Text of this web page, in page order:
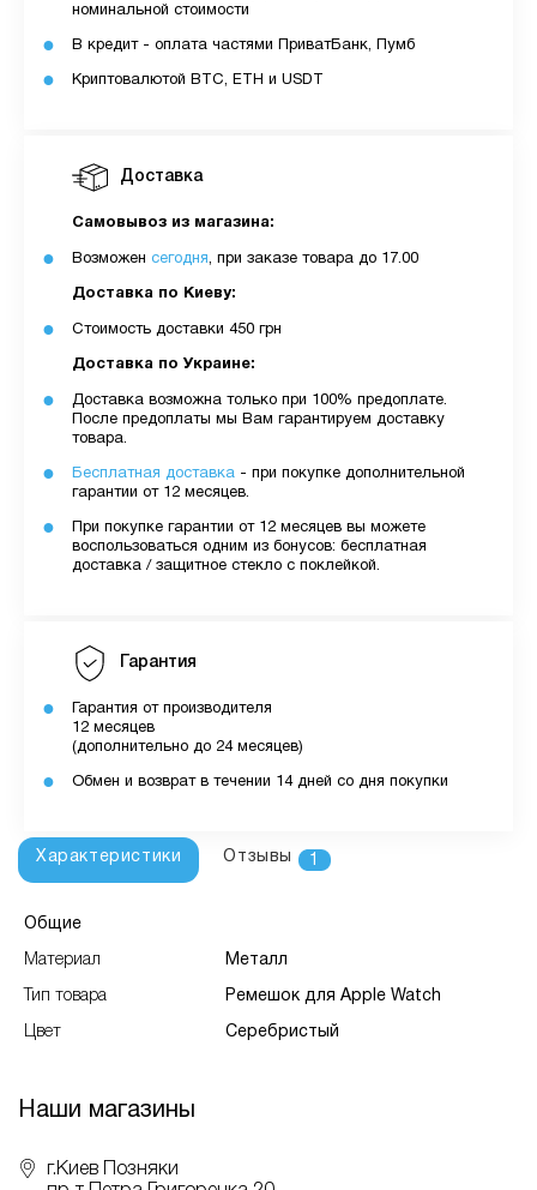
Вартість пристрою це політика та умови компанії
MyCloudStore.
Доставка
Самовывоз из магазина:
Возможен сегодня, при заказе товара до 17.00
Доставка по Киеву:
Стоимость доставки 450 грн
Доставка по Украине:
Доставка возможна только при 100% предоплате.
После предоплаты мы Вам гарантируем доставку
товара.
Бесплатная доставка - при покупке дополнительной
гарантии от 12 месяцев.
При покупке гарантии от 12 месяцев вы можете
воспользоваться одним из бонусов: бесплатная
доставка / защитное стекло с поклейкой.
Гарантия
Гарантия от производителя
12 месяцев
(дополнительно до 24 месяцев)
Обмен и возврат в течении 14 дней со дня покупки
номинальной стоимости
В кредит - оплата частями ПриватБанк, Пумб
Криптовалютой BTC, ETH и USDT
Характеристики Отзывы 1
Общие
Материал Металл
Тип товара Ремешок для Apple Watch
Цвет Серебристый
Наши магазины
г.Киев Позняки